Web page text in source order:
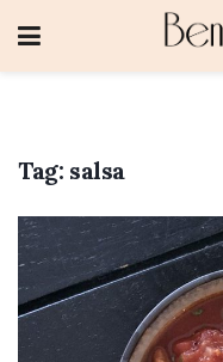
Tag: salsa